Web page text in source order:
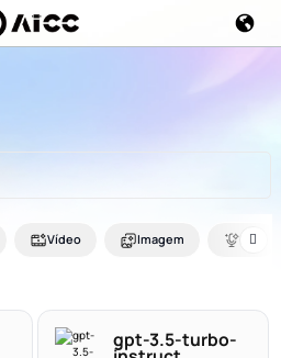
Vídeo Imagem Voz
gpt-3.5-turbo-